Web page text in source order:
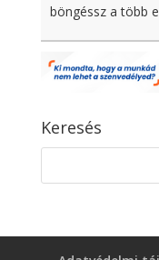
böngéssz a több
Keresés